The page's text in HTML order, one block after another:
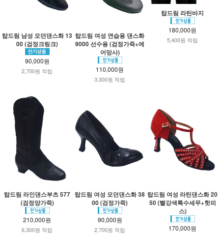
탑드림 남성 모던댄스화 13
00 (검정크링크)
90,000원
2,700원 적립
탑드림 여성 연습용 댄스화
9000 선수용 (검정가죽+에
어망사)
110,000원
3,300원 적립
탑드림 라틴바지
180,000원
5,400원 적립
탑드림 라인댄스부츠 577
(검정양가죽)
210,000원
6,300원 적립
탑드림 여성 모던댄스화 38
00 (검정가죽)
90,000원
2,700원 적립
탑드림 여성 라틴댄스화 20
50 (빨강색특수세무+핫피
스)
170,000원